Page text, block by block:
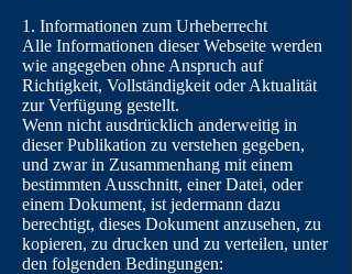
1. Informationen zum Urheberrecht
Alle Informationen dieser Webseite werden
wie angegeben ohne Anspruch auf
Richtigkeit, Vollständigkeit oder Aktualität
zur Verfügung gestellt.
Wenn nicht ausdrücklich anderweitig in
dieser Publikation zu verstehen gegeben,
und zwar in Zusammenhang mit einem
bestimmten Ausschnitt, einer Datei, oder
einem Dokument, ist jedermann dazu
berechtigt, dieses Dokument anzusehen, zu
kopieren, zu drucken und zu verteilen, unter
den folgenden Bedingungen: